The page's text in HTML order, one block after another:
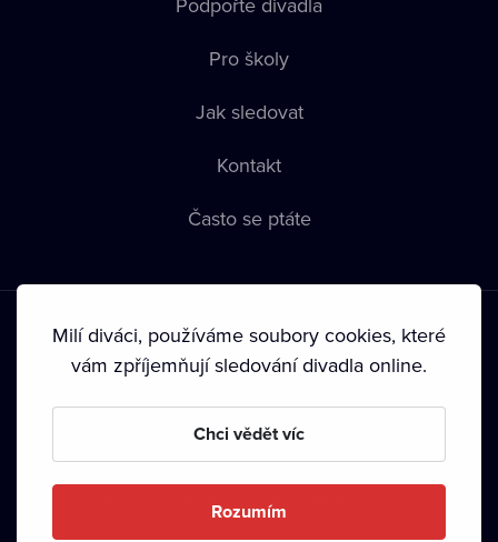
Pro školy
Jak sledovat
Kontakt
Často se ptáte
Podmínky používání • Ochrana soukromí • Zásady používání
• Autorská práva•
Milí diváci, používáme soubory cookies, které
vám zpříjemňují sledování divadla online.
Chci vědět víc
Rozumím